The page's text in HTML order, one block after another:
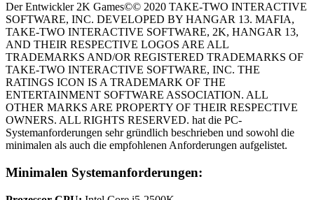
Der Entwickler 2K Games©© 2020 TAKE-TWO INTERACTIVE
SOFTWARE, INC. DEVELOPED BY HANGAR 13. MAFIA,
TAKE-TWO INTERACTIVE SOFTWARE, 2K, HANGAR 13,
AND THEIR RESPECTIVE LOGOS ARE ALL
TRADEMARKS AND/OR REGISTERED TRADEMARKS OF
TAKE-TWO INTERACTIVE SOFTWARE, INC. THE
RATINGS ICON IS A TRADEMARK OF THE
ENTERTAINMENT SOFTWARE ASSOCIATION. ALL
OTHER MARKS ARE PROPERTY OF THEIR RESPECTIVE
OWNERS. ALL RIGHTS RESERVED. hat die PC-
Systemanforderungen sehr gründlich beschrieben und sowohl die
minimalen als auch die empfohlenen Anforderungen aufgelistet.
Minimalen Systemanforderungen: